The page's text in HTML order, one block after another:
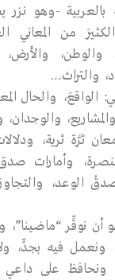
-وهو نزر
من المعاني
والوطن، والأرض،
والتراث…
الواقعَ، والحال
والوجدان،
ثرَّة ثرية،
وأمارات
الوعد،
أن نوقِّر “ماضينا”،
ونعمل فيه بجدٍّ،
ونحافظ على داعي